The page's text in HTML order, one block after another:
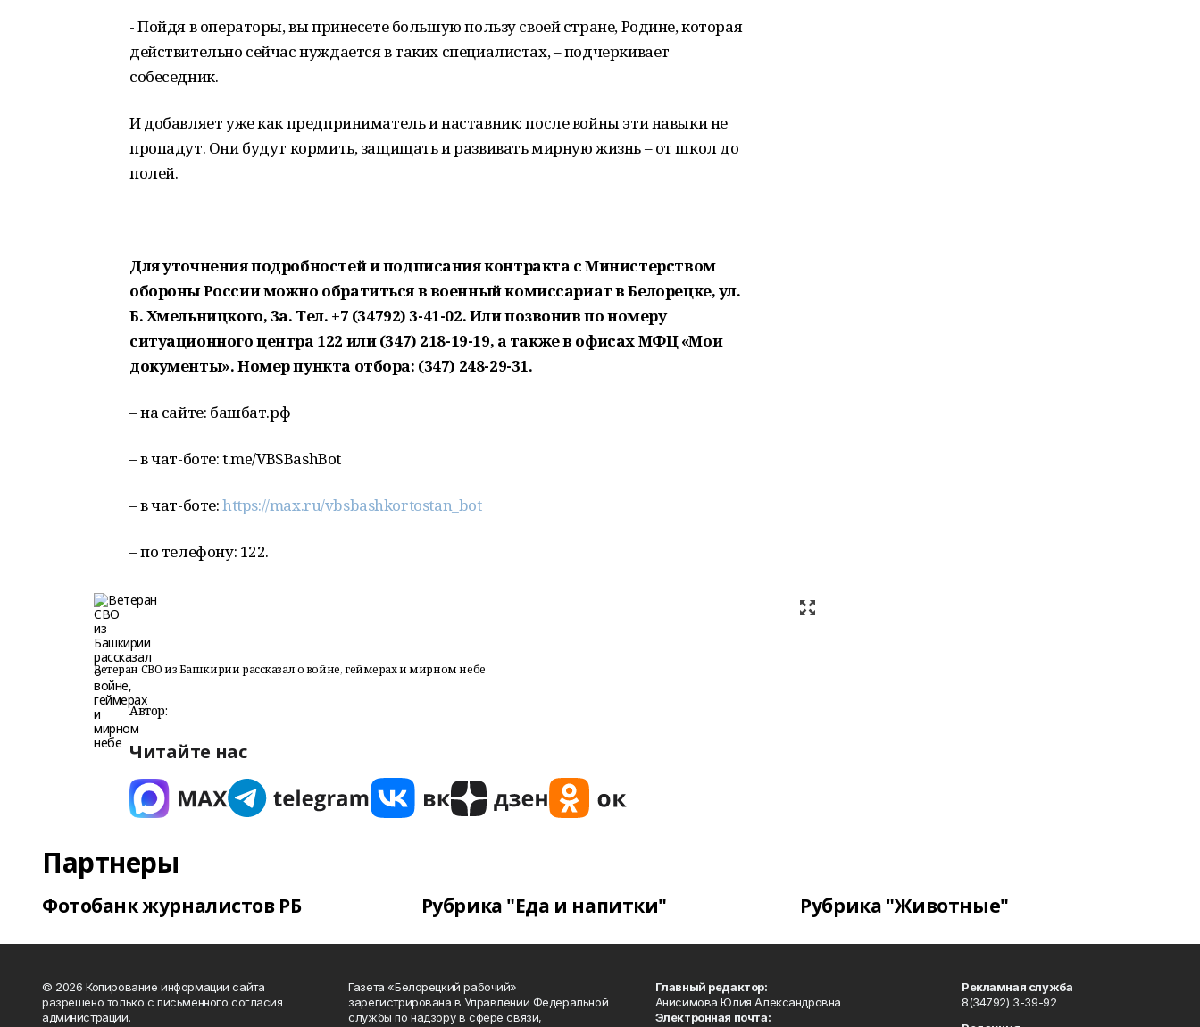
- Пойдя в операторы, вы принесете большую пользу своей стране, Родине, которая
действительно сейчас нуждается в таких специалистах, – подчеркивает
собеседник.
И добавляет уже как предприниматель и наставник: после войны эти навыки не
пропадут. Они будут кормить, защищать и развивать мирную жизнь – от школ до
полей.
Для уточнения подробностей и подписания контракта с Министерством
обороны России можно обратиться в военный комиссариат в Белорецке, ул.
Б. Хмельницкого, 3а. Тел. +7 (34792) 3-41-02. Или позвонив по номеру
ситуационного центра 122 или (347) 218-19-19, а также в офисах МФЦ «Мои
документы». Номер пункта отбора: (347) 248-29-31.
– на сайте: башбат.рф
– в чат-боте: t.me/VBSBashBot
– в чат-боте:https://max.ru/vbsbashkortostan_bot
– по телефону: 122.
Ветеран СВО из Башкирии рассказал о войне, геймерах и мирном небе
Автор:
Читайте нас
Партнеры
Фотобанк журналистов РБ Рубрика "Еда и напитки" Рубрика "Животные"
© 2026 Копирование информации сайта
разрешено только с письменного согласия
администрации.
Газета «Белорецкий рабочий»
зарегистрирована в Управлении Федеральной
службы по надзору в сфере связи,
Главный редактор:
Анисимова Юлия Александровна
Электронная почта:
Рекламная служба
8(34792) 3-39-92